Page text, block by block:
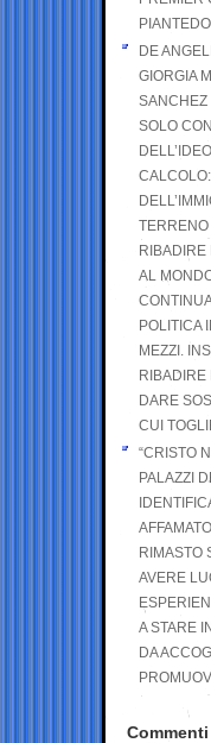
DE
GIORGIA
SANCHEZ
SOLO
TERRENO
RIBADIRE
AL
POLITICA
MEZZI.
RIBADIRE
DARE
CUI
“CRISTO
PALAZZI
RIMASTO
AVERE
A STARE
DA